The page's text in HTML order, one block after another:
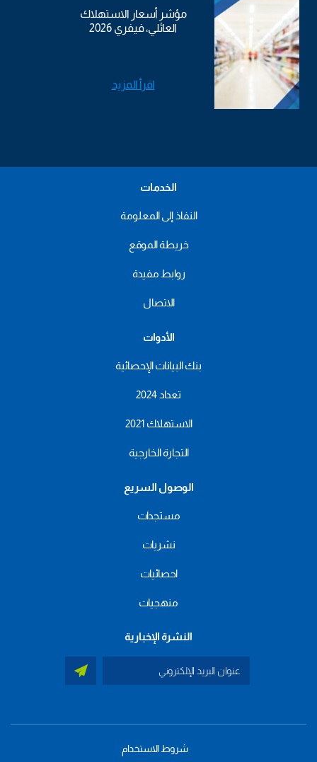
مؤشر أسعار الاستهلاك
العائلي، فيفري 2026
اقرأ المزيد
الخدمات
النفاذ إلى المعلومة
خريطة الموقع
روابط مفيدة
الاتصال
الأدوات
بنك البيانات الإحصائية
تعداد 2024
الاستهلاك 2021
التجارة الخارجية
الوصول السريع
مستجدات
نشريات
احصائيات
منهجيات
النشرة الإخبارية
شروط الاستخدام